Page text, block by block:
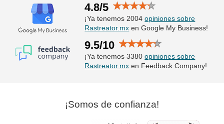
4.8/5
¡Ya tenemos 2004opiniones sobre
Rastreator.mx en Google My Business!
9.5/10
¡Ya tenemos 3380opiniones sobre
Rastreator.mx en Feedback Company!
¡Somos de confianza!